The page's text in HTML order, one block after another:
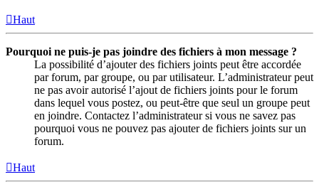
Haut
Pourquoi ne puis-je pas joindre des fichiers à mon message ?
La possibilité d’ajouter des fichiers joints peut être accordée
par forum, par groupe, ou par utilisateur. L’administrateur peut
ne pas avoir autorisé l’ajout de fichiers joints pour le forum
dans lequel vous postez, ou peut-être que seul un groupe peut
en joindre. Contactez l’administrateur si vous ne savez pas
pourquoi vous ne pouvez pas ajouter de fichiers joints sur un
forum.
Haut